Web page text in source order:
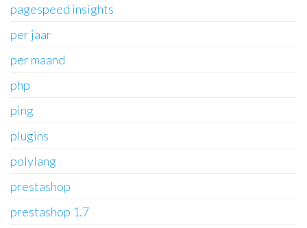
pagespeed insights
per jaar
per maand
php
ping
plugins
polylang
prestashop
prestashop 1.7